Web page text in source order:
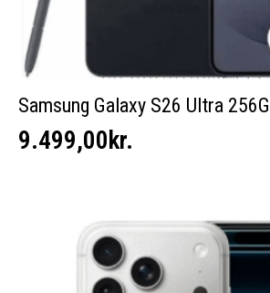
Samsung Galaxy S26 Ultra
9.499,00kr.